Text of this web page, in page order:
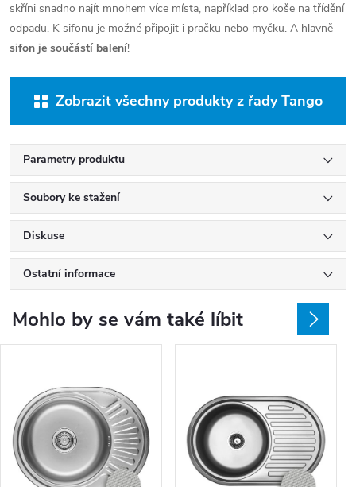
skříni snadno najít mnohem více místa, například pro koše na třídění
odpadu. K sifonu je možné připojit i pračku nebo myčku. A hlavně -
sifon je součástí balení!
Zobrazit všechny produkty z řady Tango
Parametry produktu
Soubory ke stažení
Diskuse
Ostatní informace
Mohlo by se vám také líbit